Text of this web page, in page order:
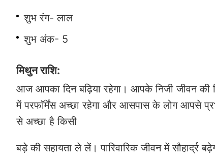
शुभ रंग- लाल
शुभ अंक- 5
मिथुन राशि:
आज आपका दिन बढ़िया रहेगा। आपके निजी जीवन की
में परफॉर्मेंस अच्छा रहेगा और आसपास के लोग आपसे
से अच्छा है किसी
बड़े की सहायता ले लें। पारिवारिक जीवन में सौहार्द्र